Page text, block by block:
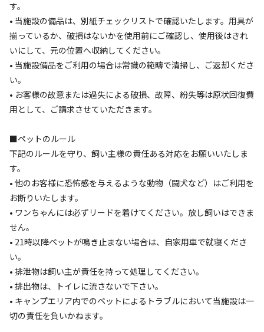
す。
• 当施設の備品は、別紙チェックリストで確認いたします。用具が
揃っているか、破損はないかを使用前にご確認し、使用後はきれ
いにして、元の位置へ収納してください。
• 当施設備品をご利用の場合は常識の範疇で清掃し、ご返却くださ
い。
• お客様の故意または過失による破損、故障、紛失等は原状回復費
用として、ご請求させていただきます。
■ペットのルール
下記のルールを守り、飼い主様の責任ある対応をお願いいたしま
す。
• 他のお客様に恐怖感を与えるような動物（闘犬など）はご利用を
お断りいたします。
• ワンちゃんには必ずリードを着けてください。放し飼いはできま
せん。
• 21時以降ペットが鳴き止まない場合は、自家用車で就寝くださ
い。
• 排泄物は飼い主が責任を持って処理してください。
• 排出物は、トイレに流さないで下さい。
• キャンプエリア内でのペットによるトラブルにおいて当施設は一
切の責任を負いかねます。
太平洋が一望できるサイトで手ぶらキャンプ
プラン【朝食ホットサンドセット付き】
AC電 車両乗り たき ペット同 リードフ
地面: デッキ 定員: 4名 面積: 40m²
料金目安：35,500円/泊
詳細・空き確認
宿泊施設（ 1件）